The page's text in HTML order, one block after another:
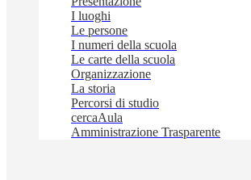
I luoghi
Le persone
I numeri della scuola
Le carte della scuola
Organizzazione
La storia
Percorsi di studio
cercaAula
Amministrazione Trasparente